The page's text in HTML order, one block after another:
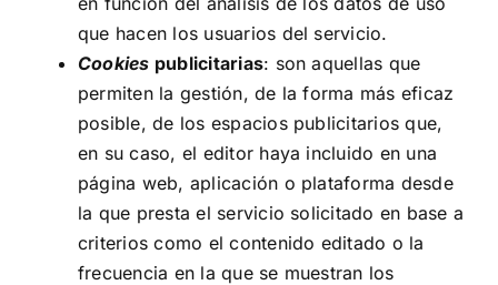
que hacen los usuarios del servicio.
Cookies publicitarias: son aquellas que
permiten la gestión, de la forma más eficaz
posible, de los espacios publicitarios que,
en su caso, el editor haya incluido en una
página web, aplicación o plataforma desde
la que presta el servicio solicitado en base a
criterios como el contenido editado o la
frecuencia en la que se muestran los